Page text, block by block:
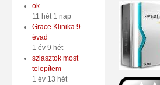
ok
11 hét 1 nap
Grace Klinika 9.
évad
1 év 9 hét
sziasztok most
telepítem
1 év 13 hét